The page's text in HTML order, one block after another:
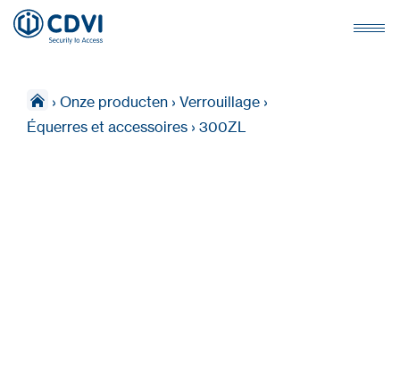
› Onze producten › Verrouillage ›
Équerres et accessoires › 300ZL